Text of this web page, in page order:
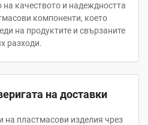
на качеството и надеждността
компоненти, което
на продуктите и свързаните
разходи.
на доставки
на пластмасови изделия чрез